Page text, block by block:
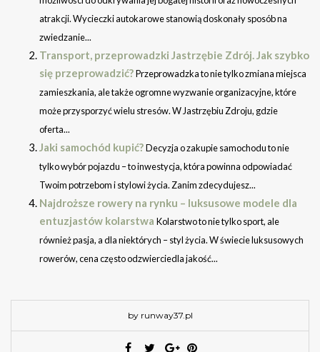
atrakcji. Wycieczki autokarowe stanowią doskonały sposób na
zwiedzanie...
Transport, przeprowadzki Jastrzębie Zdrój. Jak szybko
się przeprowadzić?Przeprowadzka to nie tylko zmiana miejsca
zamieszkania, ale także ogromne wyzwanie organizacyjne, które
może przysporzyć wielu stresów. W Jastrzębiu Zdroju, gdzie
oferta...
Jaki samochód kupić?Decyzja o zakupie samochodu to nie
tylko wybór pojazdu – to inwestycja, która powinna odpowiadać
Twoim potrzebom i stylowi życia. Zanim zdecydujesz...
Najdroższe rowery na rynku – luksusowe modele dla
entuzjastów kolarstwa Kolarstwo to nie tylko sport, ale
również pasja, a dla niektórych – styl życia. W świecie luksusowych
rowerów, cena często odzwierciedla jakość...
by runway37.pl